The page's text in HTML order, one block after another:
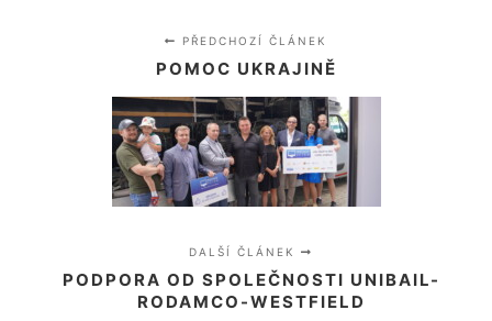
PŘEDCHOZÍ ČLÁNEK
POMOC UKRAJINĚ
DALŠÍ ČLÁNEK
PODPORA OD SPOLEČNOSTI UNIBAIL-
RODAMCO-WESTFIELD